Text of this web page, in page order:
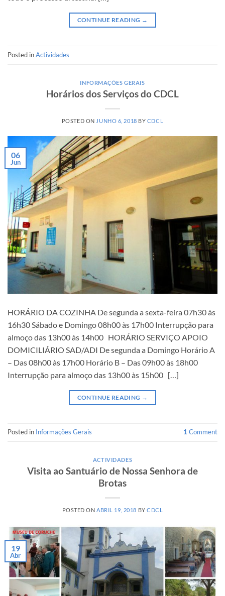
CONTINUE READING →
Posted inActividades
INFORMAÇÕES GERAIS
Horários dos Serviços do CDCL
POSTED ON JUNHO 6, 2018 BY CDCL
06
Jun
HORÁRIO DA COZINHA De segunda a sexta-feira 07h30 às
16h30 Sábado e Domingo 08h00 às 17h00 Interrupção para
almoço das 13h00 às 14h00 HORÁRIO SERVIÇO APOIO
DOMICILIÁRIO SAD/ADI De segunda a Domingo Horário A
– Das 08h00 às 17h00 Horário B – Das 09h00 às 18h00
Interrupção para almoço das 13h00 às 15h00 […]
CONTINUE READING →
Posted in Informações Gerais 1 Comment
ACTIVIDADES
Visita ao Santuário de Nossa Senhora de
Brotas
POSTED ONABRIL 19, 2018 BYCDCL
19
Abr